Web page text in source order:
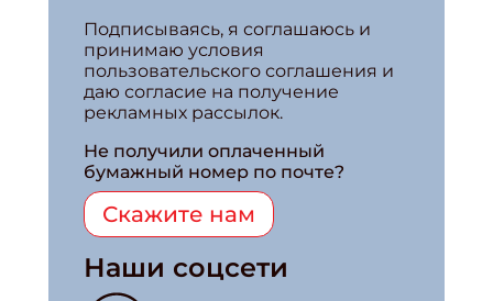
Подписываясь, я соглашаюсь и
принимаю условия
пользовательского соглашения и
даю согласие на получение
рекламных рассылок.
Не получили оплаченный
бумажный номер по почте?
Скажите нам
Наши соцсети